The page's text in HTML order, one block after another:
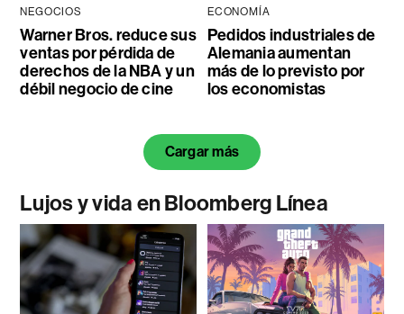
NEGOCIOS
Warner Bros. reduce sus
ventas por pérdida de
derechos de la NBA y un
débil negocio de cine
ECONOMÍA
Pedidos industriales de
Alemania aumentan
más de lo previsto por
los economistas
Cargar más
Lujos y vida en Bloomberg Línea